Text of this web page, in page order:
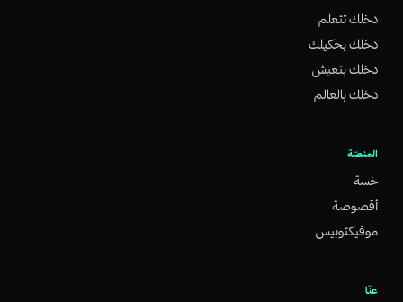
دخلك تتعلم
دخلك بحكيلك
دخلك بتعيش
دخلك بالعالم
المنصّة
خسة
أقصوصة
موفيكتوبيس
عنّا